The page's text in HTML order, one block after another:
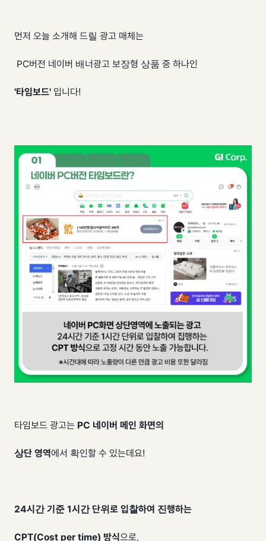
먼저 오늘 소개해 드릴 광고 매체는
PC버전 네이버 배너광고 보장형 상품 중 하나인
'타임보드' 입니다!
타임보드 광고는 PC 네이버 메인 화면의
상단 영역에서 확인할 수 있는데요!
24시간 기준 1시간 단위로 입찰하여 진행하는
CPT(Cost per time) 방식으로,